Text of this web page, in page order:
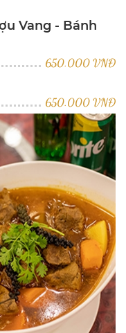
Vang - Bánh
650.000 VNĐ
650.000 VNĐ